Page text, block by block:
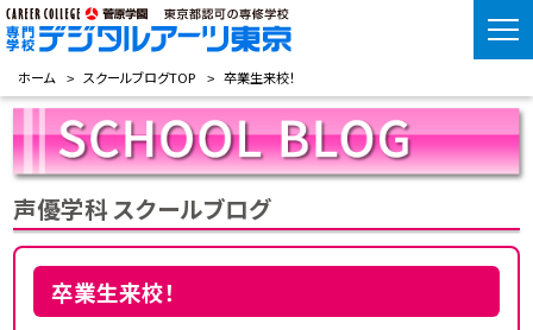
ホーム スクールブログTOP 卒業生来校！
声優学科 スクールブログ
卒業生来校！